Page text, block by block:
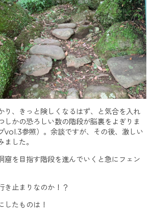
り、きっと険しくなるはず、と気合を入れ
しかの恐ろしい数の階段が脳裏をよぎりま
vol.3参照）。余談ですが、その後、激しい
した。
窟を目指す階段を進んでいくと急にフェン
き止まりなのか！？
したものは！